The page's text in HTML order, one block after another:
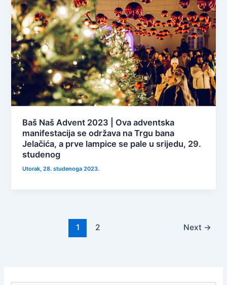
Baš Naš Advent 2023 | Ova adventska
manifestacija se održava na Trgu bana
Jelačića, a prve lampice se pale u srijedu, 29.
studenog
Utorak, 28. studenoga 2023.
1 2 Next →